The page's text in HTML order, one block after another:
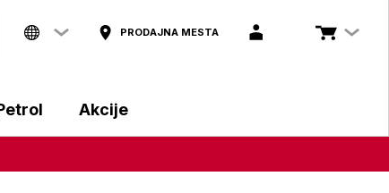
PRODAJNA MESTA
Akcije